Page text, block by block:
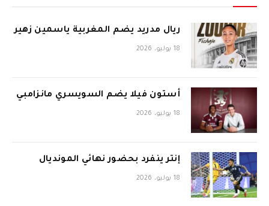
ريال مدريد يضم المغربية ياسمين زهير
18 يوليو، 2026
أستون فيلا يضم السويسري مانزامبي
18 يوليو، 2026
إنتر ينفرد بحضور نهائي المونديال
18 يوليو، 2026